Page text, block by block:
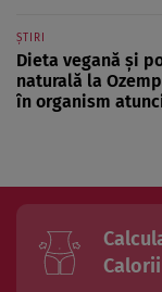
ȘTIRI
Dieta vegană și
naturală la
în organism
Calorii